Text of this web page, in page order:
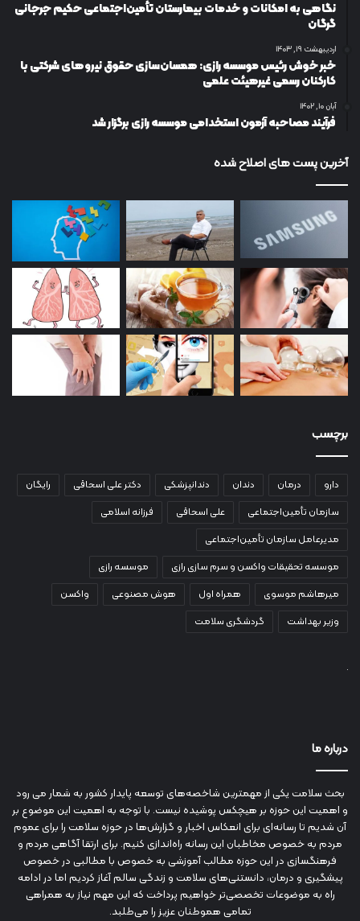
نگاهی به امکانات و خدمات بیمارستان تأمین‌اجتماعی حکیم جرجانی
گرگان
اردیبهشت ۱۹, ۱۴۰۳
خبر خوش رئیس موسسه رازی: همسان‌سازی حقوق نیروهای شرکتی با
کارکنان رسمی غیرهیئت علمی
آبان ۱۰, ۱۴۰۲
فرآیند مصاحبه آزمون استخدامی موسسه رازی برگزار شد
آخرین پست های اصلاح شده
برچسب
دارو درمان دندان دندانپزشکی دکتر علی اسحاقی
رایگان
سازمان تأمین‌اجتماعی
علی اسحاقی
فرزانه اسلامی
مدیرعامل سازمان تأمین‌اجتماعی
موسسه تحقیقات واکسن و سرم سازی رازی
موسسه رازی
میرهاشم موسوی
همراه اول هوش مصنوعی
واکسن
وزیر بهداشت
گردشگری سلامت
درباره ما
بحث سلامت یکی از مهمترین شاخصه‌های توسعه پایدار کشور به شمار می رود
و اهمیت این حوزه بر هیچکس پوشیده نیست. با توجه به اهمیت این موضوع بر
آن شدیم تا رسانه‌ای برای انعکاس اخبار و گزارش‌ها در حوزه سلامت را برای عموم
مردم به خصوص مخاطبان این رسانه راه‌اندازی کنیم. برای ارتقا آگاهی مردم و
فرهنگسازی در این حوزه مطالب آموزشی به خصوص با مطالبی در خصوص
پیشگیری و درمان، دانستنی‌های سلامت و زندگی سالم آغاز کردیم اما در ادامه
راه به موضوعات تخصصی‌تر خواهیم پرداخت که این مهم نیاز به همراهی
تمامی هموطنان عزیز را می‌طلبد.